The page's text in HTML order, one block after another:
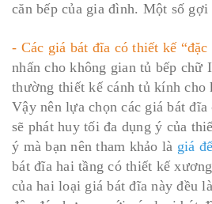
căn bếp của gia đình. Một số gợi
- Các giá bát đĩa có thiết kế “đặc
nhấn cho không gian tủ bếp
thường thiết kế cánh tủ kính cho
Vậy nên lựa chọn các giá bát đĩa
sẽ phát huy tối đa dụng ý của
ý mà bạn nên tham khảo là giá
bát đĩa hai tầng có thiết kế
của hai loại giá bát đĩa này đều